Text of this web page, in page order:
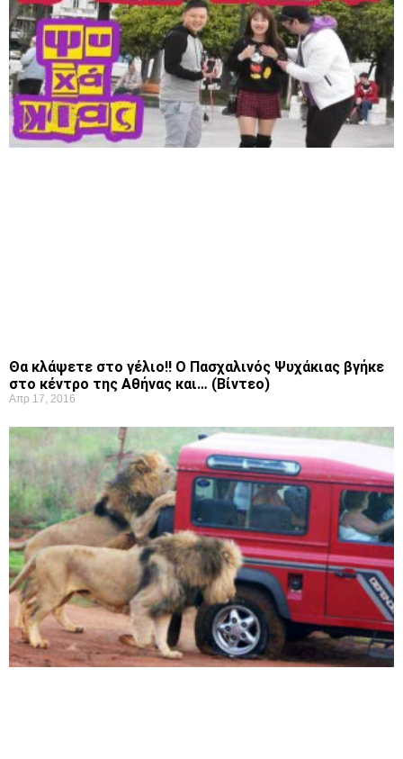
Θα κλάψετε στο γέλιο!! Ο Πασχαλινός Ψυχάκιας βγήκε
στο κέντρο της Αθήνας και… (Βίντεο)
Απρ 17, 2016